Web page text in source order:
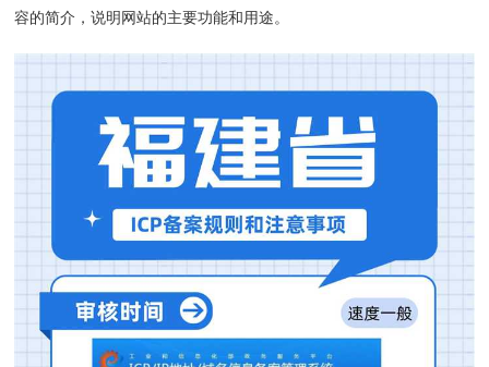
容的简介，说明网站的主要功能和用途。